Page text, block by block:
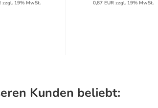
zzgl. 19% MwSt. 0,87 EUR zzgl. 19% MwSt.
Kunden beliebt: